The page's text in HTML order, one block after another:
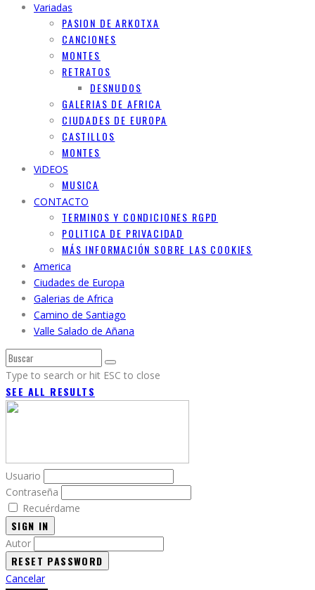
Variadas
PASION DE ARKOTXA
CANCIONES
MONTES
RETRATOS
DESNUDOS
GALERIAS DE AFRICA
CIUDADES DE EUROPA
CASTILLOS
MONTES
ViDEOS
MUSICA
CONTACTO
TERMINOS Y CONDICIONES RGPD
POLITICA DE PRIVACIDAD
MÁS INFORMACIÓN SOBRE LAS COOKIES
America
Ciudades de Europa
Galerias de Africa
Camino de Santiago
Valle Salado de Añana
Type to search or hit ESC to close
SEE ALL RESULTS
Usuario
Contraseña
Recuérdame
SIGN IN
Autor
Cancelar